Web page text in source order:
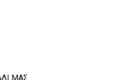
ΜΑΣ